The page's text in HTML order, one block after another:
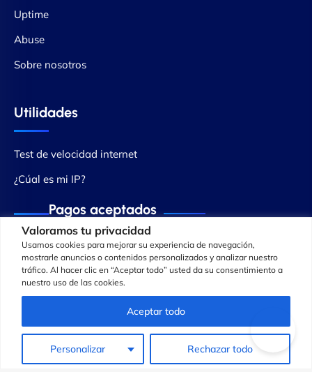
Valoramos tu privacidad
Usamos cookies para mejorar su experiencia de navegación,
mostrarle anuncios o contenidos personalizados y analizar nuestro
tráfico. Al hacer clic en “Aceptar todo” usted da su consentimiento a
nuestro uso de las cookies.
Personalizar Rechazar todo
Aceptar todo
Uptime
Abuse
Sobre nosotros
Utilidades
Test de velocidad internet
¿Cúal es mi IP?
Pagos aceptados